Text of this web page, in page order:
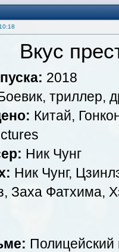
Вкус
2018
триллер,
Китай,
Ник Чунг
Ник Чунг,
Заха Фатхима,
Полицейский